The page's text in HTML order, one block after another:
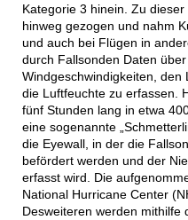
Kategorie 3 hinein. Zu
hinweg gezogen und nahm
und auch bei Flügen in
durch Fallsonden Daten
Windgeschwindigkeiten,
die Luftfeuchte zu erfassen.
fünf Stunden lang in etwa
eine sogenannte
die Eyewall, in der die
befördert werden und der
erfasst wird. Die
National Hurricane Center
Desweiteren werden mithilfe